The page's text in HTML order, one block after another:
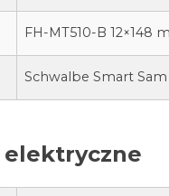
FH-MT510-B 12×148
Schwalbe Smart Sam